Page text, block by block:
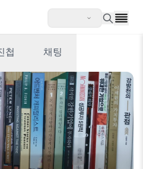
첩 채팅